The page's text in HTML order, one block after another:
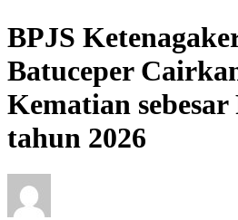
BPJS
Batuceper
Kematian
tahun 2026